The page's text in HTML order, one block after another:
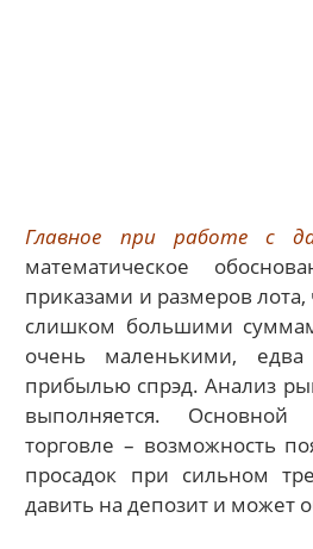
Главное при работе с
математическое
приказами и размеров
слишком большими
очень маленькими,
прибылью спрэд. Анализ
выполняется.
торговле – возможность
просадок при сильном
давить на депозит и может